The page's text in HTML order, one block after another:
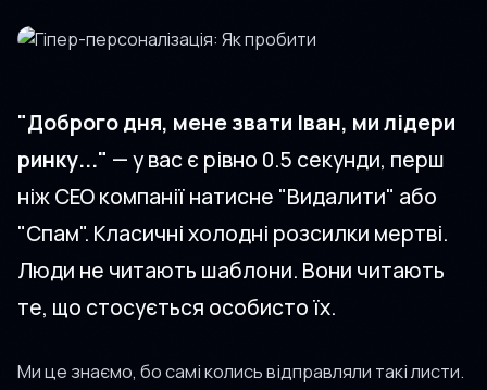
"Доброго дня, мене звати Іван, ми лідери
ринку..." — у вас є рівно 0.5 секунди, перш
ніж CEO компанії натисне "Видалити" або
"Спам". Класичні холодні розсилки мертві.
Люди не читають шаблони. Вони читають
те, що стосується особисто їх.
Ми це знаємо, бо самі колись відправляли такі листи.